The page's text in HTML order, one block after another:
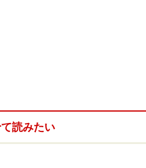
敷地権」と表すことにしたの
読みたい